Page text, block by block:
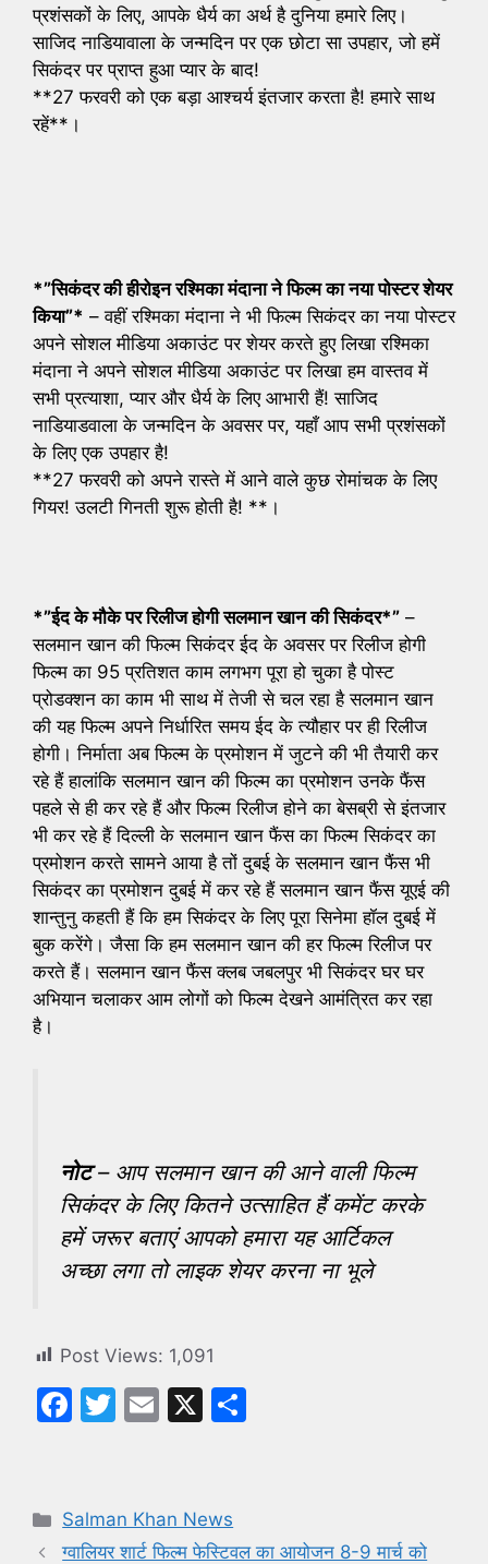
प्रशंसकों के लिए, आपके धैर्य का अर्थ है दुनिया हमारे लिए।
साजिद नाडियावाला के जन्मदिन पर एक छोटा सा उपहार, जो हमें
सिकंदर पर प्राप्त हुआ प्यार के बाद!
**27 फरवरी को एक बड़ा आश्चर्य इंतजार करता है! हमारे साथ
रहें**।
*”सिकंदर की हीरोइन रश्मिका मंदाना ने फिल्म का नया पोस्टर शेयर
किया”* – वहीं रश्मिका मंदाना ने भी फिल्म सिकंदर का नया पोस्टर
अपने सोशल मीडिया अकाउंट पर शेयर करते हुए लिखा रश्मिका
मंदाना ने अपने सोशल मीडिया अकाउंट पर लिखा हम वास्तव में
सभी प्रत्याशा, प्यार और धैर्य के लिए आभारी हैं! साजिद
नाडियाडवाला के जन्मदिन के अवसर पर, यहाँ आप सभी प्रशंसकों
के लिए एक उपहार है!
**27 फरवरी को अपने रास्ते में आने वाले कुछ रोमांचक के लिए
गियर! उलटी गिनती शुरू होती है! **।
*”ईद के मौके पर रिलीज होगी सलमान खान की सिकंदर*” –
सलमान खान की फिल्म सिकंदर ईद के अवसर पर रिलीज होगी
फिल्म का 95 प्रतिशत काम लगभग पूरा हो चुका है पोस्ट
प्रोडक्शन का काम भी साथ में तेजी से चल रहा है सलमान खान
की यह फिल्म अपने निर्धारित समय ईद के त्यौहार पर ही रिलीज
होगी। निर्माता अब फिल्म के प्रमोशन में जुटने की भी तैयारी कर
रहे हैं हालांकि सलमान खान की फिल्म का प्रमोशन उनके फैंस
पहले से ही कर रहे हैं और फिल्म रिलीज होने का बेसब्री से इंतजार
भी कर रहे हैं दिल्ली के सलमान खान फैंस का फिल्म सिकंदर का
प्रमोशन करते सामने आया है तों दुबई के सलमान खान फैंस भी
सिकंदर का प्रमोशन दुबई में कर रहे हैं सलमान खान फैंस यूएई की
शान्तुनु कहती हैं कि हम सिकंदर के लिए पूरा सिनेमा हॉल दुबई में
बुक करेंगे। जैसा कि हम सलमान खान की हर फिल्म रिलीज पर
करते हैं। सलमान खान फैंस क्लब जबलपुर भी सिकंदर घर घर
अभियान चलाकर आम लोगों को फिल्म देखने आमंत्रित कर रहा
है।
नोट– आप सलमान खान की आने वाली फिल्म
सिकंदर के लिए कितने उत्साहित हैं कमेंट करके
हमें जरूर बताएं आपको हमारा यह आर्टिकल
अच्छा लगा तो लाइक शेयर करना ना भूले
Post Views: 1,091
F
e
b
T
er
E
l
X
Categories
Salman Khan News
ग्वालियर शार्ट फिल्म फेस्टिवल का आयोजन 8-9 मार्च को